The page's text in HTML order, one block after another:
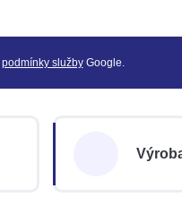
podmínky službyGoogle.